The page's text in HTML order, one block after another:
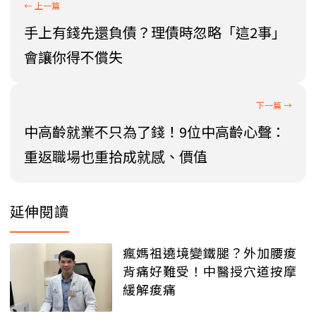
手上有錢先還負債？理債時忽略「這2事」
會讓你得不償失
中高齡就業不只為了錢！9位中高齡心聲：
重返職場也重拾成就感、價值
延伸閱讀
瘋媽祖遶境變鐵腿？外加腰痠
背痛好難受！中醫授穴道按摩
緩解痠痛